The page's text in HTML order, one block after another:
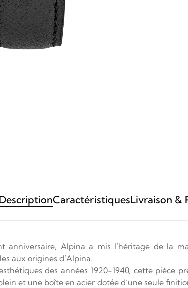
CaractéristiquesLivraison &
anniversaire, Alpina a mis l’héritage de la
aux origines d’Alpina.
des années 1920-1940, cette
et une boîte en acier dotée d’une seule